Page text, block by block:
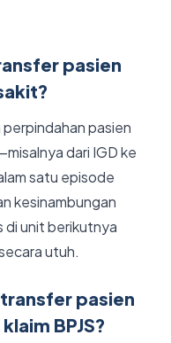
pasien
pasien
dari IGD ke
satu episode
kesinambungan
di unit berikutnya
utuh.
pasien
BPJS?